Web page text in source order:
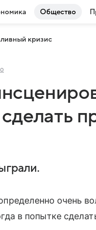
Общество
кризис
очень
в попытке